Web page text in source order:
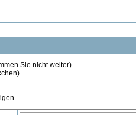
Sie nicht weiter)